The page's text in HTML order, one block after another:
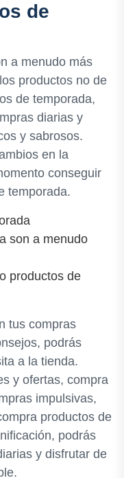
de
a menudo más
productos no de
de temporada,
diarias y
y sabrosos.
en la
conseguir
temporada.
son a menudo
productos de
tus compras
podrás
a la tienda.
y ofertas, compra
impulsivas,
productos de
podrás
y disfrutar de